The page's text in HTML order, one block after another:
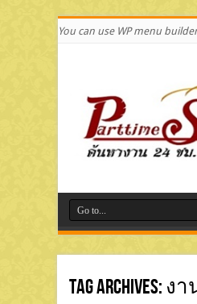
You can use WP menu
Tag Archives: งา